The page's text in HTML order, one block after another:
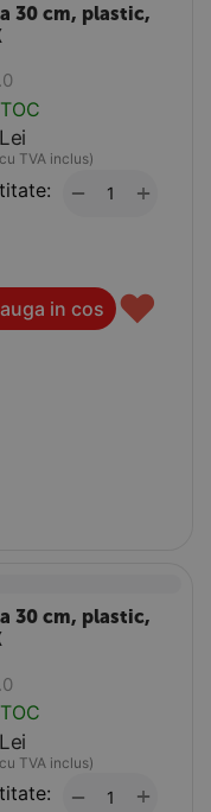
30 cm, plastic,
Lei
TVA inclus)
+
−
in cos ♥
30 cm, plastic,
Lei
TVA inclus)
+
−